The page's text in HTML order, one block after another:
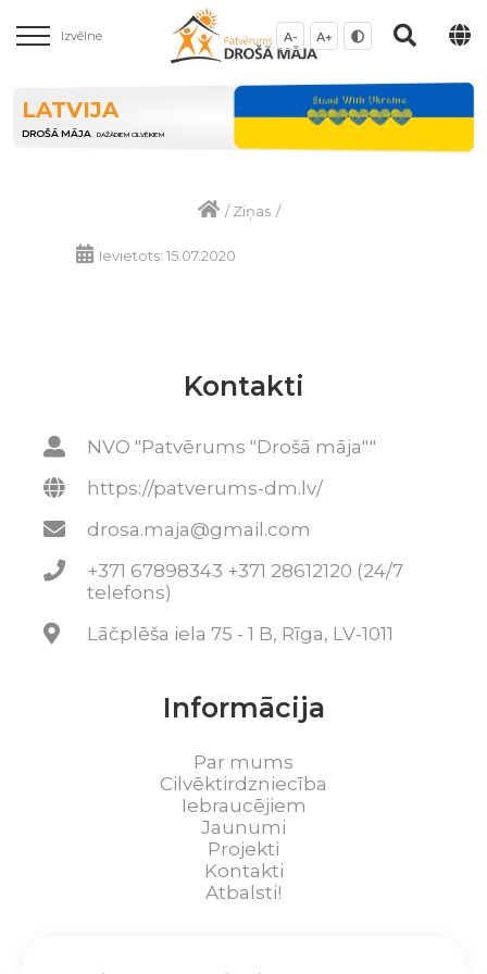
Izvēlne A- A+
LATVIJA
DROŠĀ MĀJA DAŽĀDIEM CILVĒKIEM
/Ziņas /
Ievietots: 15.07.2020
Kontakti
NVO "Patvērums "Drošā māja""
https://patverums-dm.lv/
drosa.maja@gmail.com
+371 67898343 +371 28612120 (24/7
telefons)
Lāčplēša iela 75 - 1 B, Rīga, LV-1011
Informācija
Par mums
Cilvēktirdzniecība
Iebraucējiem
Jaunumi
Projekti
Kontakti
Atbalsti!